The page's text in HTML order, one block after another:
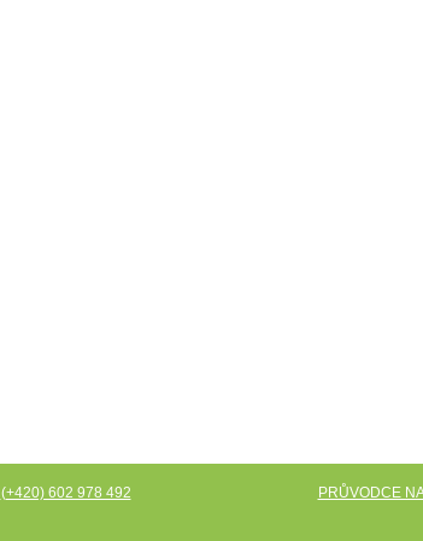
(+420) 602 978 492 PRŮVODCE